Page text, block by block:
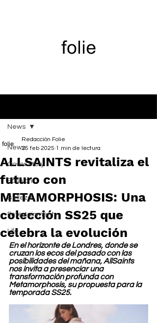
News
Cover Story
Fashion
Belleza
Entertainment
Life
News
ALLSAINTS revitaliza el
futuro con
METAMORPHOSIS: Una
colección SS25 que
celebra la evolución
Redacción Folie
25 feb 2025 1 min de lectura
En el horizonte de Londres, donde se
cruzan los ecos del pasado con las
posibilidades del mañana, AllSaints
nos invita a presenciar una
transformación profunda con
Metamorphosis, su propuesta para la
temporada SS25.